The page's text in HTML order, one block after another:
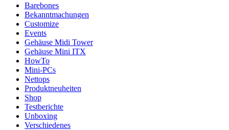
Barebones
Bekanntmachungen
Customize
Events
Gehäuse Midi Tower
Gehäuse Mini ITX
HowTo
Mini-PCs
Nettops
Produktneuheiten
Shop
Testberichte
Unboxing
Verschiedenes